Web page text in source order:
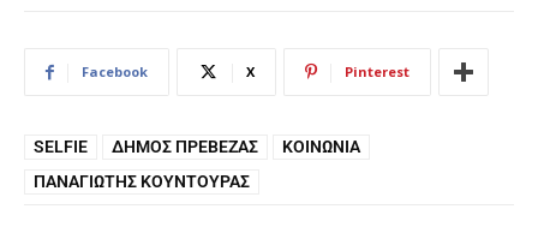
Facebook X Pinterest
SELFIE ΔΉΜΟΣ ΠΡΈΒΕΖΑΣ
ΚΟΙΝΩΝΊΑ
ΠΑΝΑΓΙΏΤΗΣ ΚΟΥΝΤΟΥΡΆΣ